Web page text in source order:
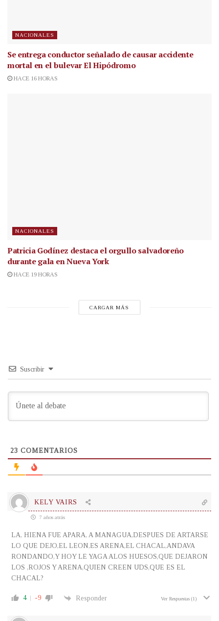
NACIONALES
Se entrega conductor señalado de causar accidente
mortal en el bulevar El Hipódromo
HACE 16 HORAS
NACIONALES
Patricia Godínez destaca el orgullo salvadoreño
durante gala en Nueva York
HACE 19 HORAS
CARGAR MÁS
Suscribir
23 COMENTARIOS
KELY VAIRS
7 años atrás
LA, HIENA FUE APARA, A MANAGUA,DESPUES DE ARTARSE
LO QUE DEJO,EL LEON,ES ARENA,EL CHACAL,ANDAVA
RONDANDO,Y HOY LE YAGA ALOS HUESOS,QUE DEJARON
LOS ,ROJOS Y ARENA,QUIEN CREEN UDS,QUE ES EL
CHACAL?
4 -9 Responder Ver Respuestas (1)